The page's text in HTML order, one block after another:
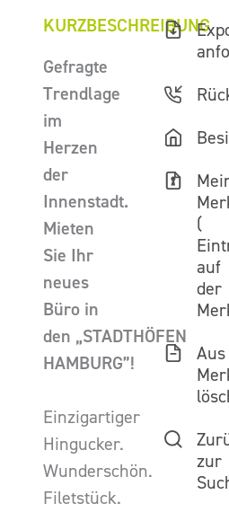
KURZBESCHREIBUNG
Gefragte
Trendlage
im
Herzen
der
Innenstadt.
Mieten
Sie Ihr
neues
Büro in
den „STADTHÖFEN
HAMBURG”!
Einzigartiger
Hingucker.
Wunderschön.
Filetstück.
(
auf
der
Aus
zur